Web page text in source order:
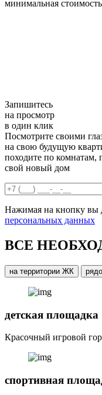
минимальная
Запишитесь
на просмотр
в один клик
Посмотрите своими
на свою будущую
походите по комнатам,
свой новый дом
Нажимая на кнопку вы
персональных данных
ВСЕ
на территории ЖК
детская площадка
Красочный игровой
спортивная